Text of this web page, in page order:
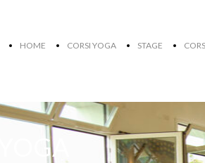
HOME CORSI YOGA STAGE